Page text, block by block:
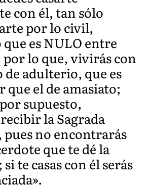
con él, tan sólo
por lo civil,
es NULO entre
por lo que, vivirás con
de adulterio, que es
que el de amasiato;
supuesto,
la Sagrada
no encontrarás
que te dé la
te casas con él serás